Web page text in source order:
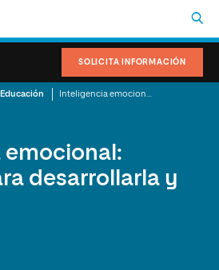
SOLICITA INFORMACIÓN
Educación
emocional:
desarrollarla y